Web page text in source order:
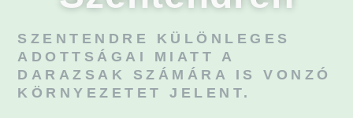
SZENTENDRE KÜLÖNLEGES
ADOTTSÁGAI MIATT A
DARAZSAK SZÁMÁRA IS VONZÓ
KÖRNYEZETET JELENT.